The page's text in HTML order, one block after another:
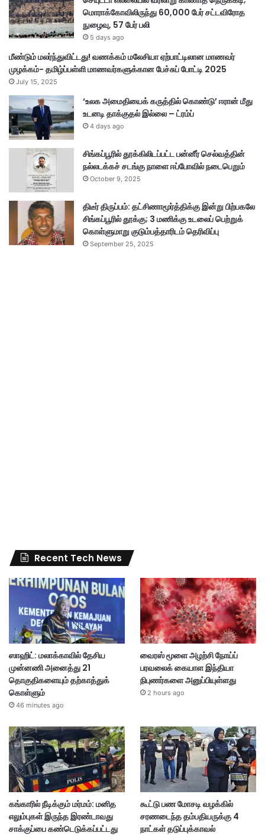
ட்
டு
க்
ட்
டை
மொராக்கோவிலிருந்து 60,000 பேர் சட்டவிரோத
நுழைவு, 57 பேர் பலி
5 days ago
மீண்டும் மலர்ந்துவிட்டது! வணக்கம் மலேசியா ஏற்பாட்டிலான மாணவர்
முழக்கம்- தமிழ்ப்பள்ளி மாணவர்களுக்கான பேச்சுப் போட்டி 2025
July 15, 2025
‘உலக அமைதியைக் கருத்தில் கொண்டு’ ஈரான் மீது
உடனடி தாக்குதல் இல்லை – ட்ரம்ப்
4 days ago
சிங்கப்பூரில் தூக்கிலிடப்பட்ட பன்னீர் செல்வத்தின்
நல்லடக்கச் சடங்கு நாளை ஈப்போவில் நடைபெறும்
October 9, 2025
திடீர் திருப்பம்: தட்சிணாமூர்த்திக்கு இன்று பிற்பகலே
சிங்கப்பூரில் தூக்கு; 3 மணிக்கு உடலைப் பெற்றுக்
கொள்ளுமாறு குடும்பத்தாரிடம் தெரிவிப்பு
September 25, 2025
Recent Tech News
ஸாஹிட்: மலாக்காவில் தேசிய
முன்னணி அனைத்து 21
தொகுதிகளையும் தற்காத்துக்
கொள்ளும்
46 minutes ago
வைரஸ் மூளை அழற்சி நோய்ப்
பரவலைக் கையாள இந்தியா
நிபுணர்களை அனுப்பியுள்ளது
2 hours ago
கங்காரில் நீடிக்கும் மர்மம்: மனித
எலும்புகள் இருந்த இரண்டாவது
சாக்குப்பை கண்டெடுக்கப்பட்டது
கூட்டு பண மோசடி வழக்கில்
சரணடைந்த தம்பதியருக்கு 4
நாட்கள் தடுப்புக்காவல்